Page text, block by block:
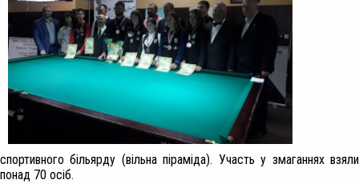
спортивного більярду (вільна піраміда). Участь у змаганнях взяли
понад 70 осіб.